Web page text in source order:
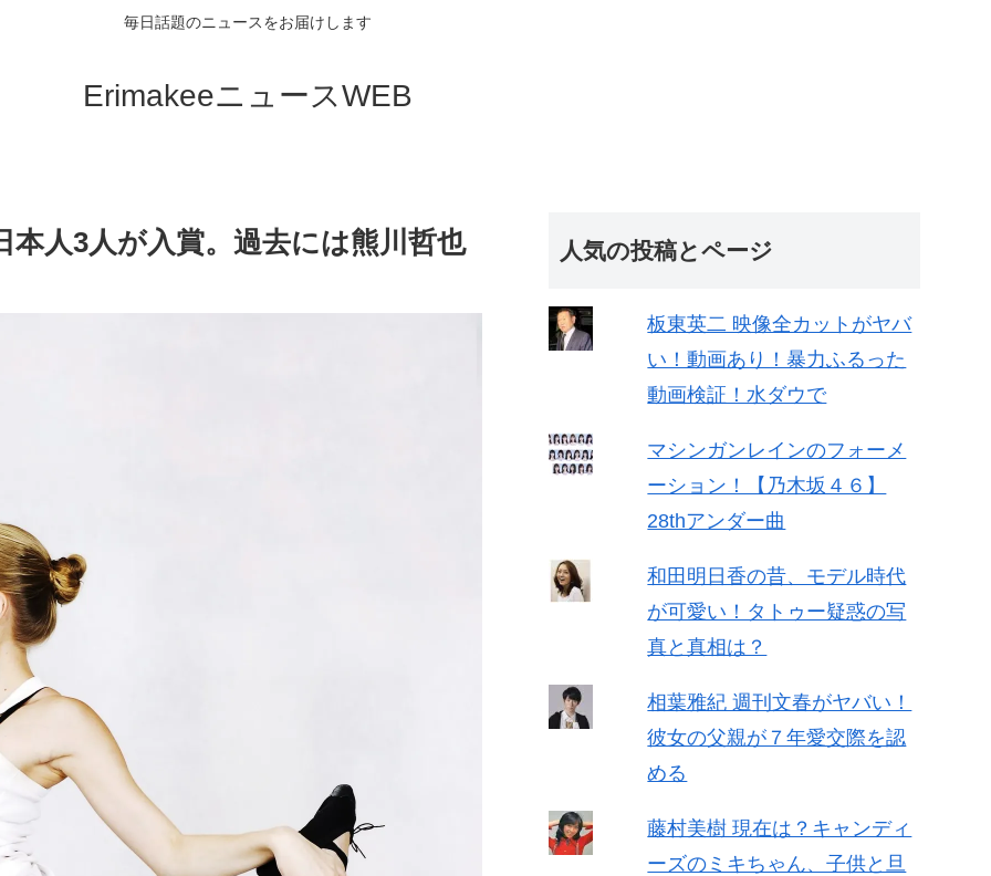
毎日話題のニュースをお届けします
ErimakeeニュースWEB
人3人が入賞。過去には熊川哲也 人気の投稿とページ
板東英二 映像全カットがヤバ
い！動画あり！暴力ふるった
動画検証！水ダウで
マシンガンレインのフォーメ
ーション！【乃木坂４６】
28thアンダー曲
和田明日香の昔、モデル時代
が可愛い！タトゥー疑惑の写
真と真相は？
相葉雅紀 週刊文春がヤバい！
彼女の父親が７年愛交際を認
める
藤村美樹 現在は？キャンディ
ーズのミキちゃん、子供と旦